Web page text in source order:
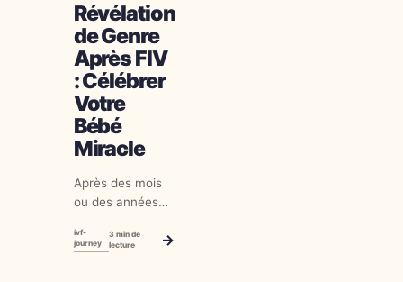
Révélation
de Genre
Après FIV
: Célébrer
Votre
Bébé
Miracle
Après des mois
ou des années
de fertilité,
ivf-
journey
3 min de
lecture
→